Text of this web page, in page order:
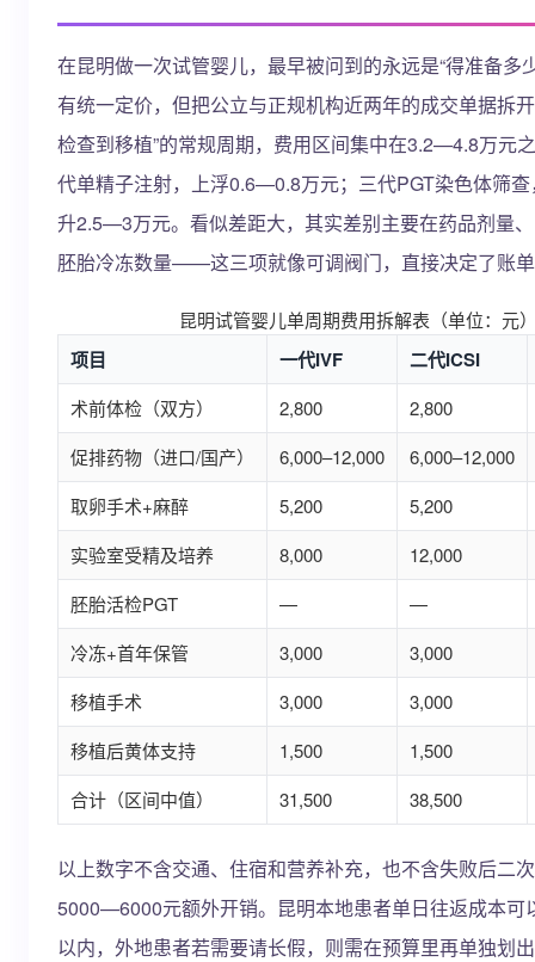
在昆明做一次试管婴儿，最早被问到的永远是“得准备多
有统一定价，但把公立与正规机构近两年的成交单据拆
检查到移植”的常规周期，费用区间集中在3.2—4.8万元
代单精子注射，上浮0.6—0.8万元；三代PGT染色体筛
升2.5—3万元。看似差距大，其实差别主要在药品剂量
胚胎冷冻数量——这三项就像可调阀门，直接决定了账
昆明试管婴儿单周期费用拆解表（单位：元
项目 一代IVF 二代ICSI
术前体检（双方） 2,800
2,800
促排药物（进口/国产）
6,000–12,000
6,000–12,000
取卵手术+麻醉
5,200
5,200
实验室受精及培养
8,000
12,000
胚胎活检PGT
—
—
冷冻+首年保管
3,000
3,000
移植手术
3,000
3,000
移植后黄体支持
1,500
1,500
合计（区间中值）
31,500 38,500
以上数字不含交通、住宿和营养补充，也不含失败后二
5000—6000元额外开销。昆明本地患者单日往返成本可
以内，外地患者若需要请长假，则需在预算里再单独划